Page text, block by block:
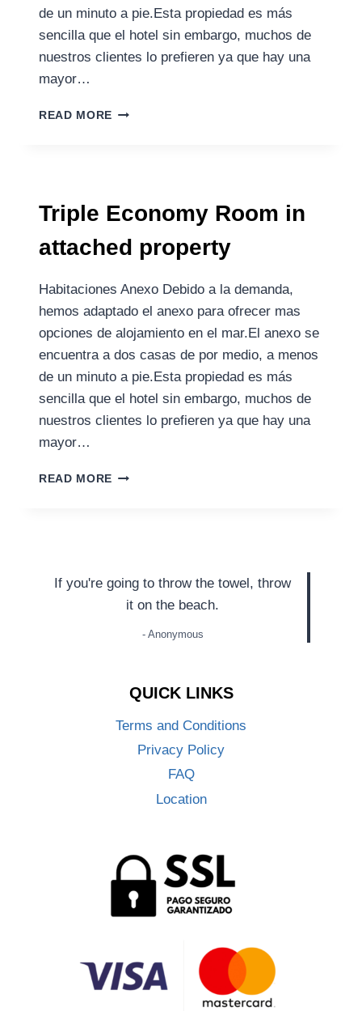
de un minuto a pie.Esta propiedad es más
sencilla que el hotel sin embargo, muchos de
nuestros clientes lo prefieren ya que hay una
mayor…
READ MORE
Triple Economy Room in
attached property
Habitaciones Anexo Debido a la demanda,
hemos adaptado el anexo para ofrecer mas
opciones de alojamiento en el mar.El anexo se
encuentra a dos casas de por medio, a menos
de un minuto a pie.Esta propiedad es más
sencilla que el hotel sin embargo, muchos de
nuestros clientes lo prefieren ya que hay una
mayor…
READ MORE
If you're going to throw the towel, throw
it on the beach.
- Anonymous
QUICK LINKS
Terms and Conditions
Privacy Policy
FAQ
Location